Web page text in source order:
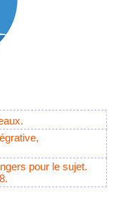
pour le sujet.